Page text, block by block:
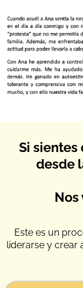
Si sientes
desde
Nos
Este es un
liderarse y crear